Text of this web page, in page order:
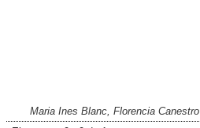
Maria Ines Blanc, Florencia Canestro